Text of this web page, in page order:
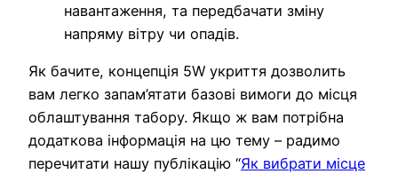
навантаження, та передбачати зміну
напряму вітру чи опадів.
Як бачите, концепція 5W укриття дозволить
вам легко запам’ятати базові вимоги до місця
облаштування табору. Якщо ж вам потрібна
додаткова інформація на цю тему – радимо
перечитати нашу публікацію “Як вибрати місце